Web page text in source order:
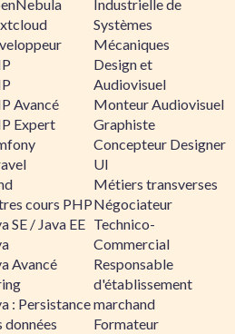
Avancé
Expert
cours PHP
SE / Java EE
Avancé
: Persistance
données
Industrielle de
Systèmes
Mécaniques
Design et
Audiovisuel
Monteur Audiovisuel
Graphiste
Concepteur Designer
UI
Métiers transverses
Négociateur
Technico-
Commercial
Responsable
d'établissement
marchand
Formateur